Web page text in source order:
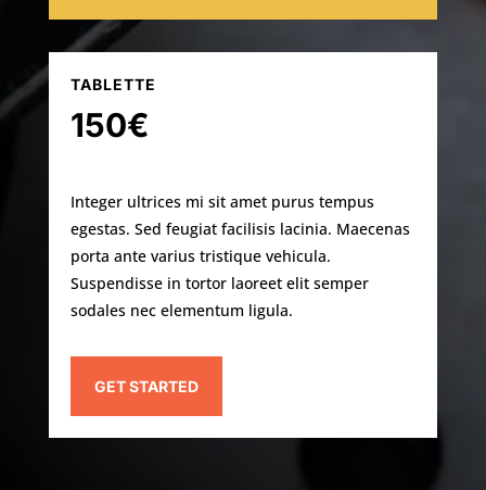
TABLETTE
150€
Integer ultrices mi sit amet purus tempus
egestas. Sed feugiat facilisis lacinia. Maecenas
porta ante varius tristique vehicula.
Suspendisse in tortor laoreet elit semper
sodales nec elementum ligula.
GET STARTED